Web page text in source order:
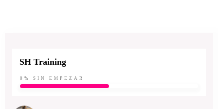
SH Training
0% SIN EMPEZAR